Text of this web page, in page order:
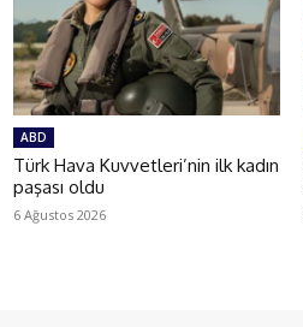
ABD
Türk Hava Kuvvetleri’nin ilk kadın
paşası oldu
6 Ağustos 2026